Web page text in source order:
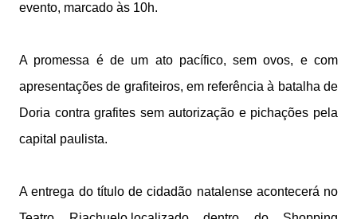
evento, marcado às 10h.
A promessa é de um ato pacífico, sem ovos, e com
apresentações de grafiteiros, em referência à batalha de
Doria contra grafites sem autorização e pichações pela
capital paulista.
A entrega do título de cidadão natalense acontecerá no